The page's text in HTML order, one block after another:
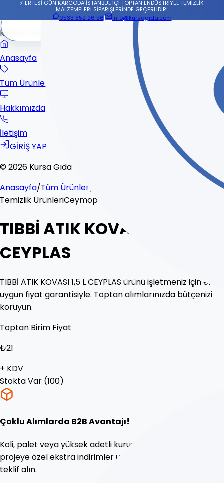
⚡ ERTESİ GÜN KARGODA!İSTANBUL İÇİ TOPTAN ENDÜSTRİYEL TEMİZLİK
MALZEMELERİ SİPARİŞLERİNDE GEÇERLİDİR!
0533 352 26 56| info@kursagida.com
KURSA GIDA
Anasayfa
Tüm Ürünler
Hakkımızda
İletişim
GİRİŞ YAP
© 2026 Kursa Gıda
Anasayfa/Tüm Ürünler/
Temizlik ÜrünleriCeymop
TIBBİ ATIK KOVASI 1,5 L
CEYPLAS
TIBBİ ATIK KOVASI 1,5 L CEYPLAS ürünü işletmeniz için en
uygun fiyat garantisiyle. Toptan alımlarınızda bütçenizi
koruyun.
Toptan Birim Fiyat
₺21
+ KDV
Stokta Var (100)
Çoklu Alımlarda B2B Avantajı!
Koli, palet veya yüksek adetli kurumsal siparişlerinizde
projeye özelekstra indirimleruygulanmaktadır. Hemen
teklif alın.